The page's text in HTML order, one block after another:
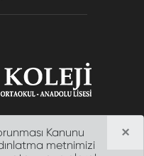
×
Kanunu
metnimizi
| Tüm Hakları